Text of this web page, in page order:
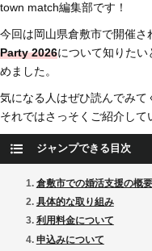
town match編集部です！
今回は岡山県倉敷市で開催さ
Party 2026について知りたい
めました。
気になる人はぜひ読んでみて
それではさっそくご紹介して
ジャンプできる目次
倉敷市での婚活支援の概要
具体的な取り組み
利用料金について
申込みについて